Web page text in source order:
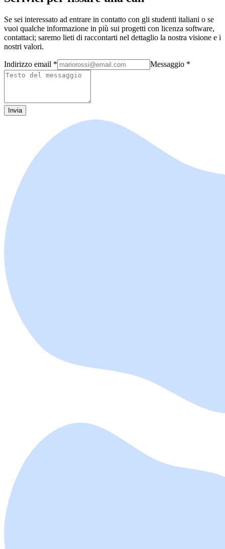
Se sei interessato ad entrare in contatto con gli studenti italiani o se
vuoi qualche informazione in più sui progetti con licenza software,
contattaci; saremo lieti di raccontarti nel dettaglio la nostra visione e i
nostri valori.
Indirizzo email * Messaggio *
Invia